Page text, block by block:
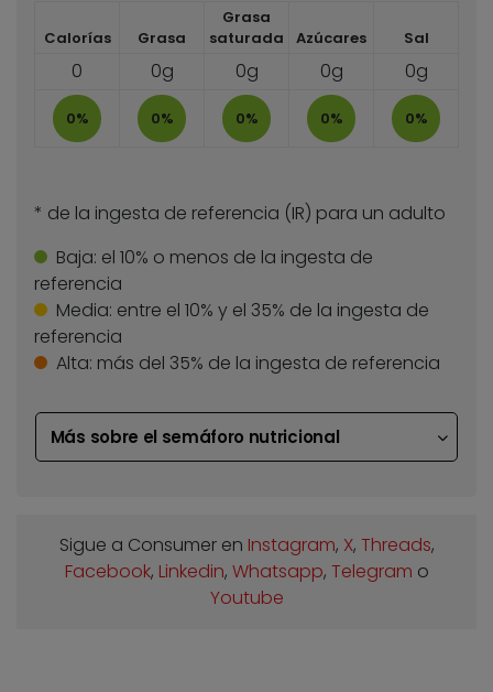
Calorías Grasa
Grasa
saturada
Azúcares Sal
0 0g 0g 0g 0g
0% 0% 0% 0% 0%
* de la ingesta de referencia (IR) para un adulto
Baja: el 10% o menos de la ingesta de
referencia
Media: entre el 10% y el 35% de la ingesta de
referencia
Alta: más del 35% de la ingesta de referencia
Más sobre el semáforo nutricional
Sigue a Consumer en Instagram, X, Threads,
Facebook, Linkedin, Whatsapp, Telegram o
Youtube